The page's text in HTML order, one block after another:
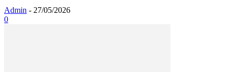
Admin - 27/05/2026
0